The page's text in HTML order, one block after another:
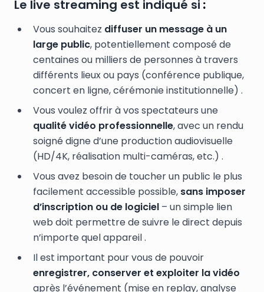
Le live streaming est indiqué si :
Vous souhaitez diffuser un message à un
large public, potentiellement composé de
centaines ou milliers de personnes à travers
différents lieux ou pays (conférence publique,
concert en ligne, cérémonie institutionnelle) .
Vous voulez offrir à vos spectateurs une
qualité vidéo professionnelle, avec un rendu
soigné digne d’une production audiovisuelle
(HD/4K, réalisation multi-caméras, etc.) .
Vous avez besoin de toucher un public le plus
facilement accessible possible, sans imposer
d’inscription ou de logiciel – un simple lien
web doit permettre de suivre le direct depuis
n’importe quel appareil .
Il est important pour vous de pouvoir
enregistrer, conserver et exploiter la vidéo
après l’événement (mise en replay, analyse